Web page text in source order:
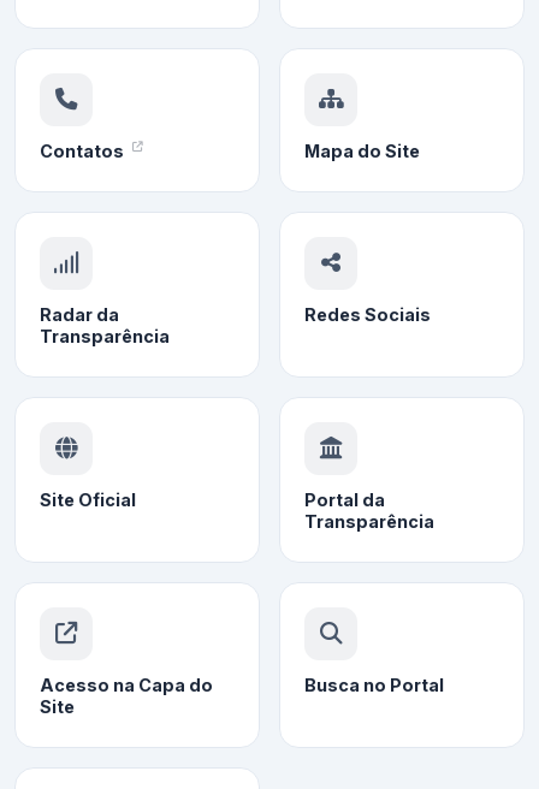
Contatos Mapa do Site
Radar da
Transparência
Redes Sociais
Site Oficial
Portal da
Transparência
Acesso na Capa do
Site
Busca no Portal